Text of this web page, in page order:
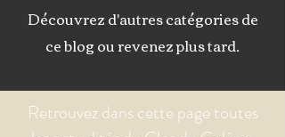
Découvrez d'autres catégories de
ce blog ou revenez plus tard.
Retrouvez dans cette page toutes